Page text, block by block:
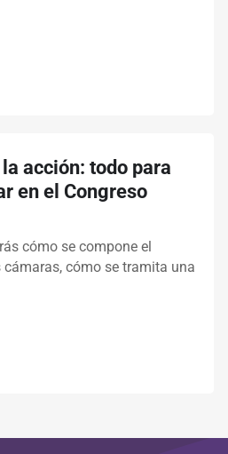
acción: todo para
en el Congreso
cómo se compone el
cámaras, cómo se tramita una